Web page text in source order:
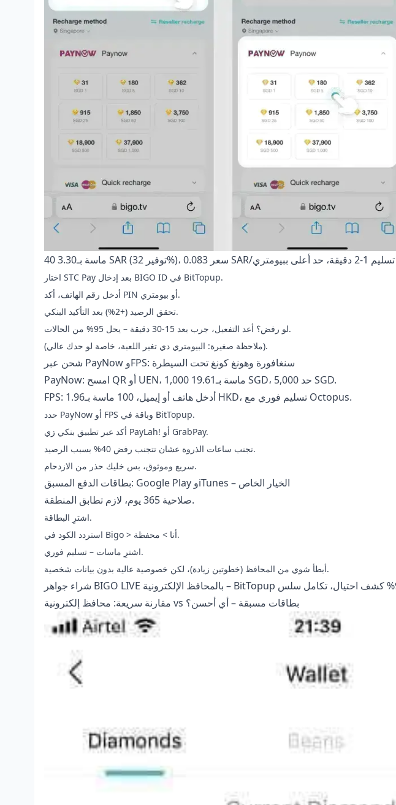
اختار STC Pay بعد إدخال BIGO ID في BitTopup.
أدخل رقم الهاتف، أكد PIN أو بيومتري.
تحقق الرصيد (+2%) بعد التأكيد البنكي.
لو رفض؟ أعد التفعيل، جرب بعد 15-30 دقيقة – يحل 95% من الحالات.
(ملاحظة صغيرة: البيومتري دي تغير اللعبة، خاصة لو حدك عالي).
شحن عبر PayNow وFPS: سنغافورة وهونغ كونغ تحت السيطرة
PayNow: امسح QR أو UEN، 1,000 ماسة بـ19.61 SGD، حد 5,000 SGD.
FPS: أدخل هاتف أو إيميل، 100 ماسة بـ1.96 HKD، تسليم فوري مع Octopus.
حدد PayNow أو FPS وباقة في BitTopup.
أكد عبر تطبيق بنكي زي PayLah! أو GrabPay.
تجنب ساعات الذروة عشان تتجنب رفض 40% بسبب الرصيد.
سريع وموثوق، بس خليك حذر من الازدحام.
بطاقات الدفع المسبق: Google Play وiTunes – الخيار الخاص
صلاحية 365 يوم، لازم تطابق المنطقة.
اشترِ البطاقة.
استردد الكود في Bigo > أنا > محفظة.
اشترِ ماسات – تسليم فوري.
أبطأ شوي من المحافظ (خطوتين زيادة)، لكن خصوصية عالية بدون بيانات شخصية.
شراء جواهر BIGO LIVE بالمحافظ الإلكترونية
مقارنة سريعة: محافظ إلكترونية vs بطاقات مسبقة – أي أحسن؟